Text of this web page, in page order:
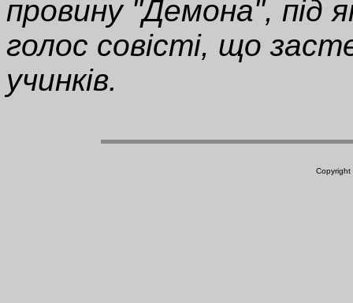
провину "Демона", під
голос совісті, що
учинків.